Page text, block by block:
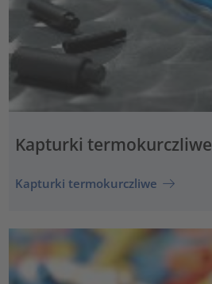
Kapturki termokurczliwe
Kapturki termokurczliwe